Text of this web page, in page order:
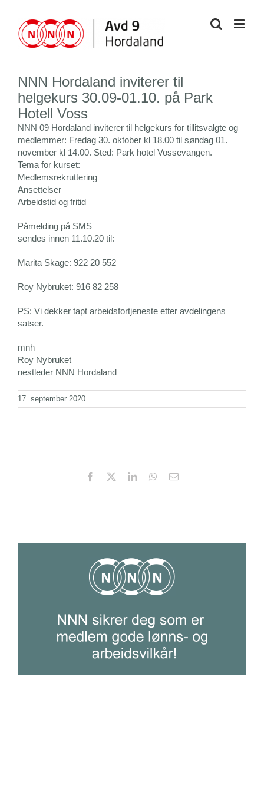
content
NNN Hordaland inviterer til
helgekurs 30.09-01.10. på Park
Hotell Voss
NNN 09 Hordaland inviterer til helgekurs for tillitsvalgte og
medlemmer: Fredag 30. oktober kl 18.00 til søndag 01.
november kl 14.00. Sted: Park hotel Vossevangen.
Tema for kurset:
Medlemsrekruttering
Ansettelser
Arbeidstid og fritid
Påmelding på SMS
sendes innen 11.10.20 til:
Marita Skage: 922 20 552
Roy Nybruket: 916 82 258
PS: Vi dekker tapt arbeidsfortjeneste etter avdelingens
satser.
mnh
Roy Nybruket
nestleder NNN Hordaland
17. september 2020
Facebook LinkedInWhatsApp
Email